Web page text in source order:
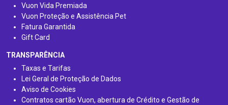
Vuon Vida Premiada
Vuon Proteção e Assistência Pet
Fatura Garantida
Gift Card
TRANSPARÊNCIA
Taxas e Tarifas
Lei Geral de Proteção de Dados
Aviso de Cookies
Contratos cartão Vuon, abertura de Crédito e Gestão de